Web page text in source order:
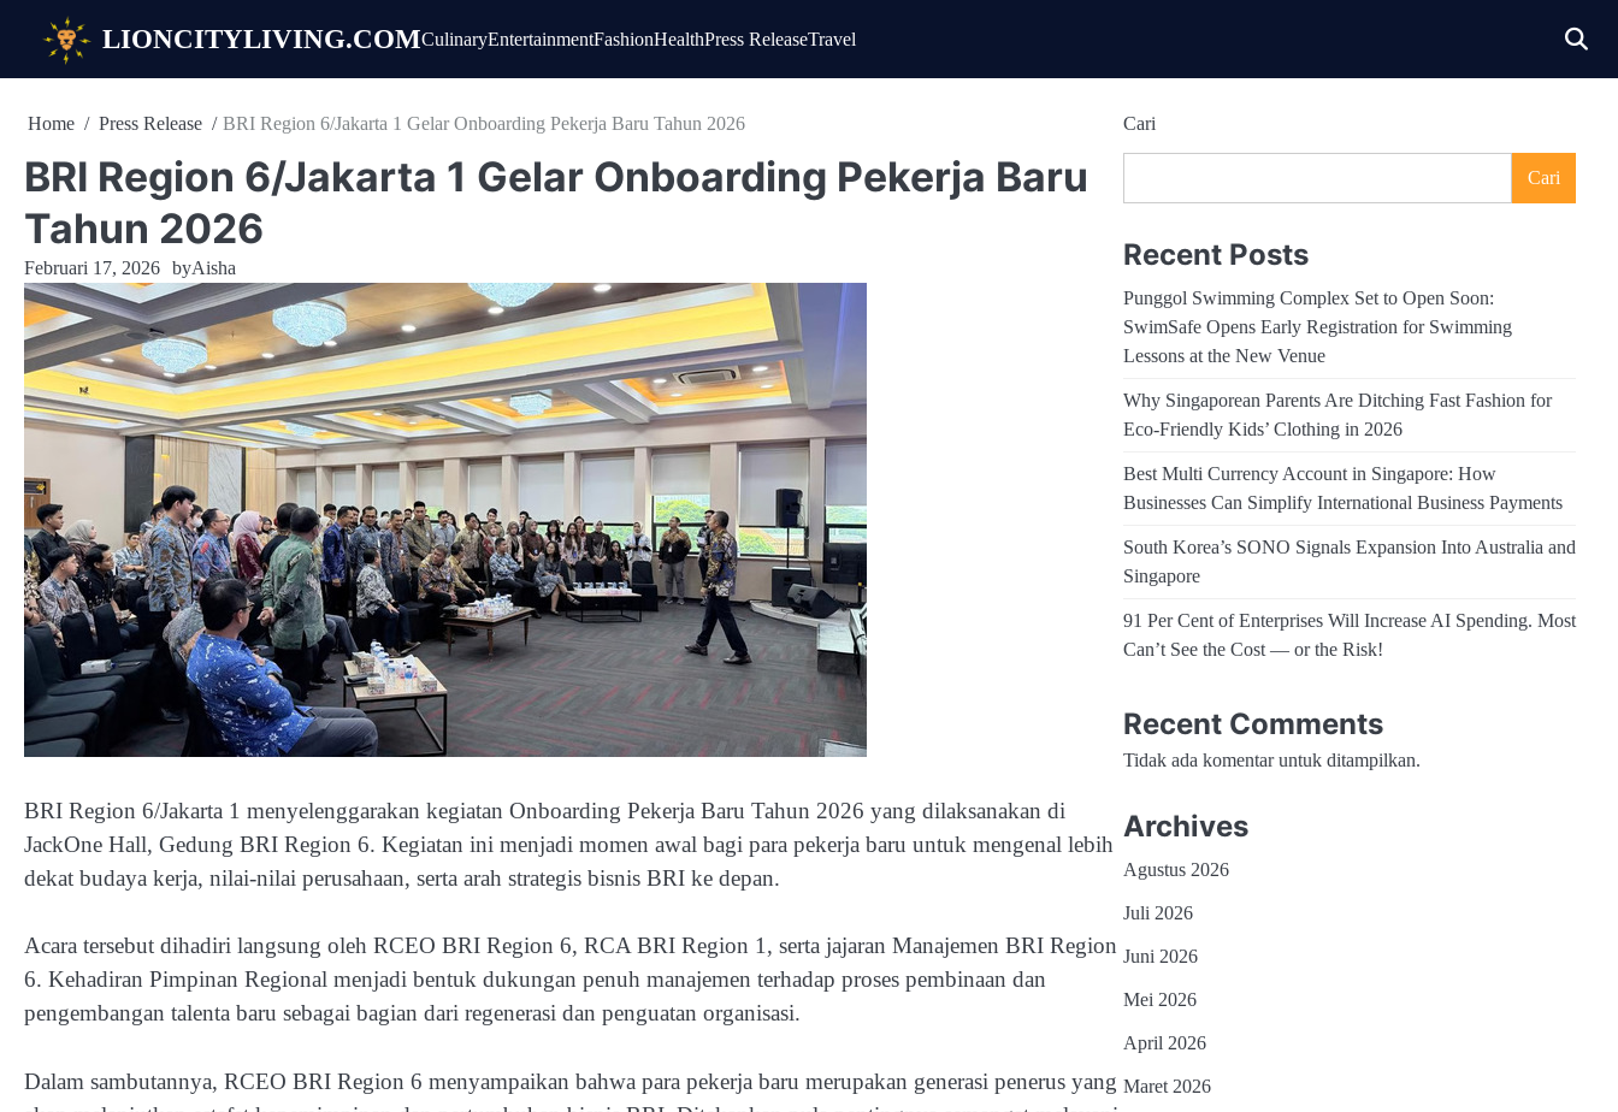
LIONCITYLIVING.COMCulinaryEntertainmentFashionHealthPress ReleaseTravel
Home Press Release BRI Region 6/Jakarta 1 Gelar Onboarding Pekerja Baru Tahun 2026
BRI Region 6/Jakarta 1 Gelar Onboarding Pekerja Baru
Tahun 2026
Februari 17, 2026 byAisha
BRI Region 6/Jakarta 1 menyelenggarakan kegiatan Onboarding Pekerja Baru Tahun 2026 yang dilaksanakan di
JackOne Hall, Gedung BRI Region 6. Kegiatan ini menjadi momen awal bagi para pekerja baru untuk mengenal lebih
dekat budaya kerja, nilai-nilai perusahaan, serta arah strategis bisnis BRI ke depan.
Acara tersebut dihadiri langsung oleh RCEO BRI Region 6, RCA BRI Region 1, serta jajaran Manajemen BRI Region
6. Kehadiran Pimpinan Regional menjadi bentuk dukungan penuh manajemen terhadap proses pembinaan dan
pengembangan talenta baru sebagai bagian dari regenerasi dan penguatan organisasi.
Dalam sambutannya, RCEO BRI Region 6 menyampaikan bahwa para pekerja baru merupakan generasi penerus yang
Cari
Cari
Recent Posts
Punggol Swimming Complex Set to Open Soon:
SwimSafe Opens Early Registration for Swimming
Lessons at the New Venue
Why Singaporean Parents Are Ditching Fast Fashion for
Eco-Friendly Kids’ Clothing in 2026
Best Multi Currency Account in Singapore: How
Businesses Can Simplify International Business Payments
South Korea’s SONO Signals Expansion Into Australia and
Singapore
91 Per Cent of Enterprises Will Increase AI Spending. Most
Can’t See the Cost — or the Risk!
Recent Comments
Tidak ada komentar untuk ditampilkan.
Archives
Agustus 2026
Juli 2026
Juni 2026
Mei 2026
April 2026
Maret 2026